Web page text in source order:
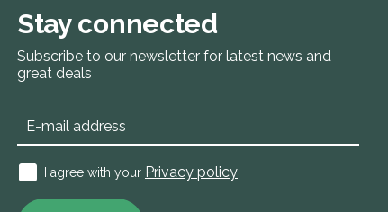
Stay connected
Subscribe to our newsletter for latest news and
great deals
I agree with your Privacy policy